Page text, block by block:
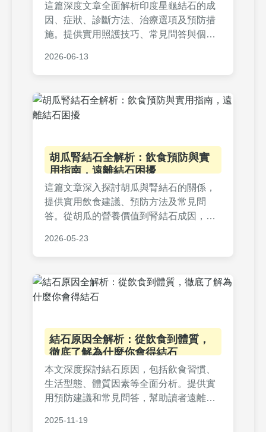
這篇深度文章全面解析印度星龜結石的成
因、症狀、診斷方法、治療選項及預防措
施。提供實用照護技巧、常見問答與個人
提升愛龜生活品質。內容涵蓋飲食調整、
就醫指南及居家護理，解決所有相關疑
2026-06-13
胡瓜腎結石全解析：飲食預防與實
用指南，遠離結石困擾
這篇文章深入探討胡瓜與腎結石的關係，
提供實用飲食建議、預防方法及常見問
答。從胡瓜的營養價值到腎結石成因，完
關注健康議題的讀者參考。
2026-05-23
結石原因全解析：從飲食到體質，
徹底了解為什麼你會得結石
本文深度探討結石原因，包括飲食習慣、
生活型態、體質因素等全面分析。提供實
用預防建議和常見問答，幫助讀者遠離結
防，適合所有關心健康的人閱讀。
2025-11-19